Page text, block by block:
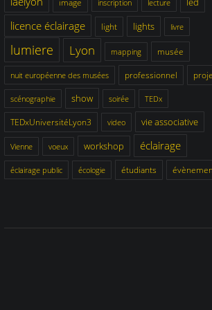
image inscription lecture
licence éclairage light lights livre
lumiere Lyon mapping musée
nuit européenne des musées professionnel
scénographie show soirée TEDx
TEDxUniversitéLyon3 video vie associative
Vienne voeux workshop éclairage
éclairage public écologie étudiants